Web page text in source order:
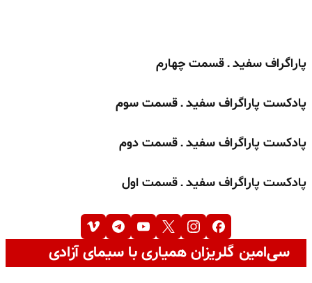
پاراگراف سفید ـ قسمت چهارم
پادکست پاراگراف سفید ـ قسمت سوم
پادکست پاراگراف سفید ـ قسمت دوم
پادکست پاراگراف سفید ـ قسمت اول
سی‌امین گلریزان همیاری با سیمای آزادی